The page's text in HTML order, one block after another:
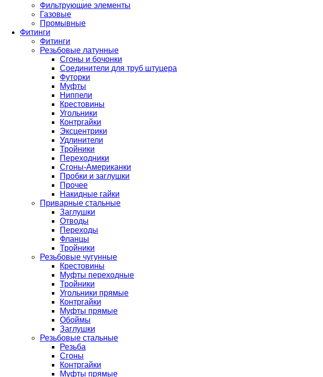
Фильтрующие элементы
Газовые
Промывные
Фитинги
Фитинги
Резьбовые латунные
Сгоны и бочонки
Соединители для труб штуцера
Футорки
Муфты
Ниппели
Крестовины
Угольники
Контргайки
Эксцентрики
Удлинители
Тройники
Переходники
Сгоны-Американки
Пробки и заглушки
Прочее
Накидные гайки
Приварные стальные
Заглушки
Отводы
Переходы
Фланцы
Тройники
Резьбовые чугунные
Крестовины
Муфты переходные
Тройники
Угольники прямые
Контргайки
Муфты прямые
Обоймы
Заглушки
Резьбовые стальные
Резьба
Сгоны
Контргайки
Муфты прямые